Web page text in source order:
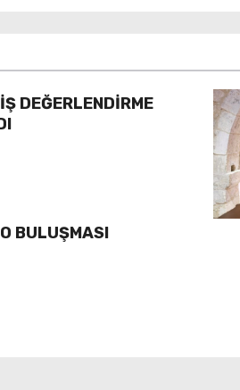
DEĞERLENDİRME
BULUŞMASI